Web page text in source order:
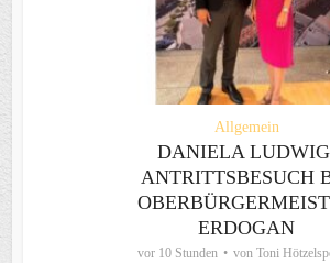
Allgemein
DANIELA
ANTRITTSBESUCH
ERDOGAN
vor 10 Stunden von Toni